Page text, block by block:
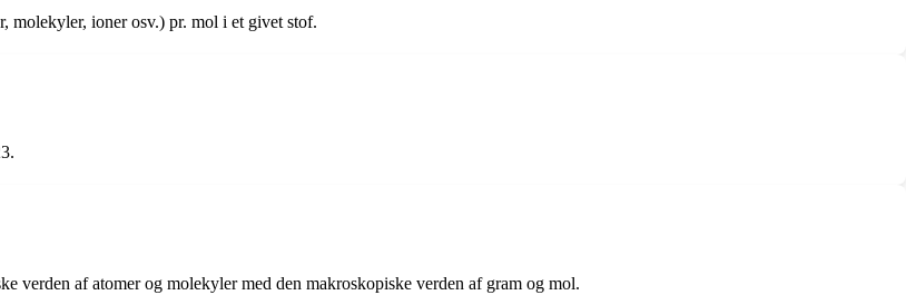
molekyler, ioner osv.) pr. mol i et givet stof.
verden af atomer og molekyler med den makroskopiske verden af gram og mol.